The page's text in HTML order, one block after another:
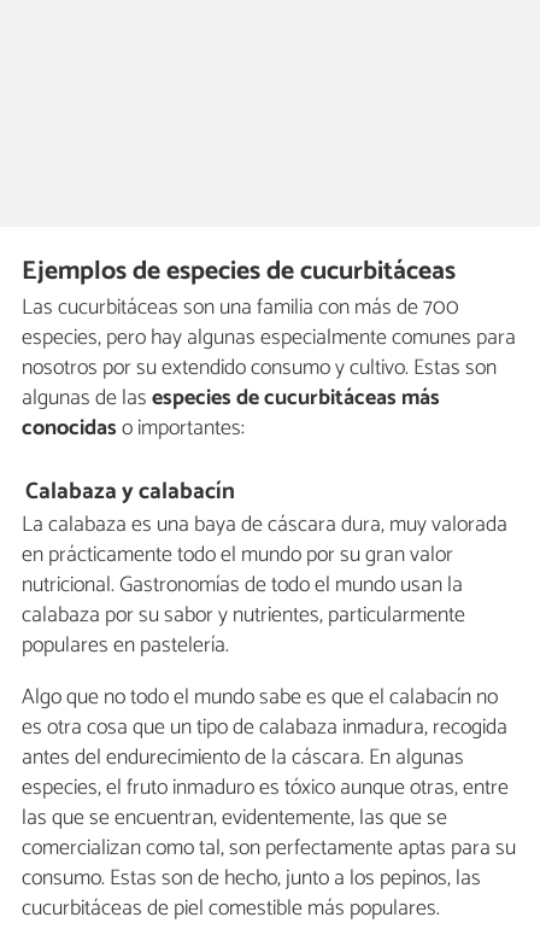
Ejemplos de especies de cucurbitáceas
Las cucurbitáceas son una familia con más de 700
especies, pero hay algunas especialmente comunes para
nosotros por su extendido consumo y cultivo. Estas son
algunas de lasespecies de cucurbitáceas más
conocidaso importantes:
Calabaza y calabacín
La calabaza es una baya de cáscara dura, muy valorada
en prácticamente todo el mundo por su gran valor
nutricional. Gastronomías de todo el mundo usan la
calabaza por su sabor y nutrientes, particularmente
populares en pastelería.
Algo que no todo el mundo sabe es que el calabacín no
es otra cosa que un tipo de calabaza inmadura, recogida
antes del endurecimiento de la cáscara. En algunas
especies, el fruto inmaduro es tóxico aunque otras, entre
las que se encuentran, evidentemente, las que se
comercializan como tal, son perfectamente aptas para su
consumo. Estas son de hecho, junto a los pepinos, las
cucurbitáceas de piel comestible más populares.